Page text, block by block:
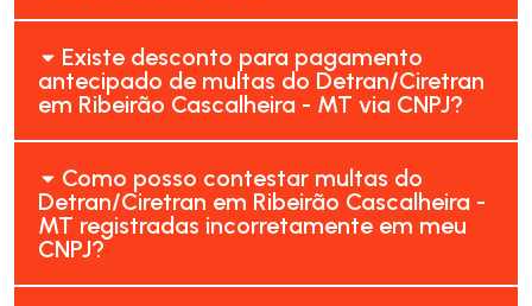
Existe desconto para pagamento
antecipado de multas do Detran/Ciretran
em Ribeirão Cascalheira - MT via CNPJ?
Como posso contestar multas do
Detran/Ciretran em Ribeirão Cascalheira -
MT registradas incorretamente em meu
CNPJ?